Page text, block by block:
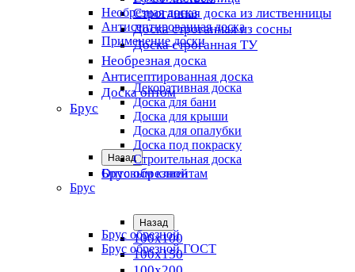
Строганная доска из лиственницы
Доска строганная из сосны
Доска строганная ТУ
Необрезная доска
Антисептированная доска
Доска оптом
Брус
Назад
Брус обрезной
Назад
100х100
100х150
Необрезная доска
Антисептированная доска
Применение доски
Декоративная доска
Доска для бани
Доска для крыши
Доска для опалубки
Доска под покраску
Строительная доска
Оптовым клиентам
Брус
Брус обрезной
Брус обрезной ГОСТ